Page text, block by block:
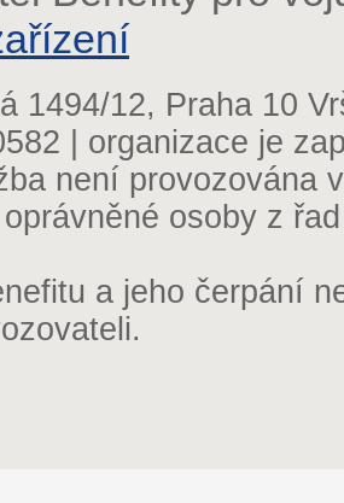
1494/12, Praha 10
| organizace je
není provozována
osoby z
a jeho čerpání